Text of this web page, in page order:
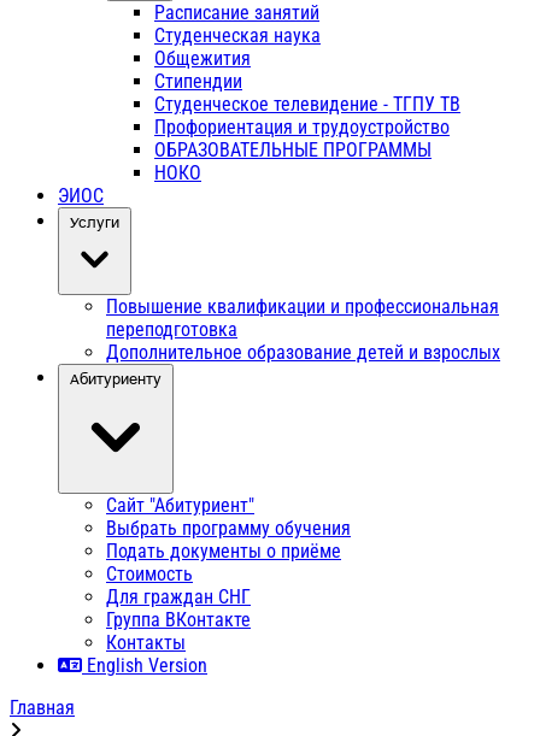
Расписание занятий
Студенческая наука
Общежития
Стипендии
Студенческое телевидение - ТГПУ ТВ
Профориентация и трудоустройство
ОБРАЗОВАТЕЛЬНЫЕ ПРОГРАММЫ
НОКО
ЭИОС
Услуги
Повышение квалификации и профессиональная
переподготовка
Дополнительное образование детей и взрослых
Абитуриенту
Сайт "Абитуриент"
Выбрать программу обучения
Подать документы о приёме
Стоимость
Для граждан СНГ
Группа ВКонтакте
Контакты
English Version
Главная